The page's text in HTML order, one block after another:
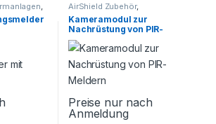
, AirShield Zubehör,
Alarmanlagen, Dahua AirShield
Sicherheitstechnik
Kameramodul zur
Nachrüstung von PIR-
Meldern
Preise nur nach
Anmeldung